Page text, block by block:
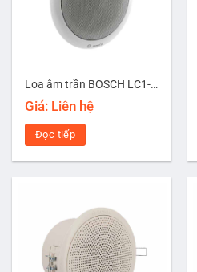
Loa âm trần BOSCH LC1-UM12E8
Giá: Liên hệ
Đọc tiếp